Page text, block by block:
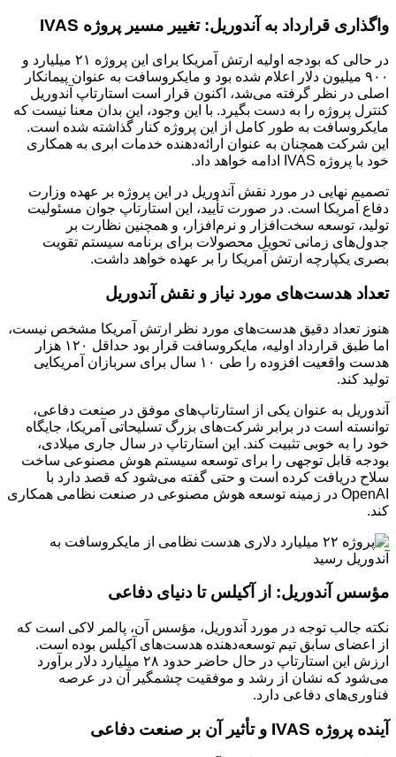
واگذاری قرارداد به آندوریل: تغییر مسیر پروژه IVAS
در حالی که بودجه اولیه ارتش آمریکا برای این پروژه ۲۱ میلیارد و
۹۰۰ میلیون دلار اعلام شده بود و مایکروسافت به عنوان پیمانکار
اصلی در نظر گرفته می‌شد، اکنون قرار است استارتاپ آندوریل
کنترل پروژه را به دست بگیرد. با این وجود، این بدان معنا نیست که
مایکروسافت به طور کامل از این پروژه کنار گذاشته شده است.
این شرکت همچنان به عنوان ارائه‌دهنده خدمات ابری به همکاری
خود با پروژه IVAS ادامه خواهد داد.
تصمیم نهایی در مورد نقش آندوریل در این پروژه بر عهده وزارت
دفاع آمریکا است. در صورت تأیید، این استارتاپ جوان مسئولیت
تولید، توسعه سخت‌افزار و نرم‌افزار، و همچنین نظارت بر
جدول‌های زمانی تحویل محصولات برای برنامه سیستم تقویت
بصری یکپارچه ارتش آمریکا را بر عهده خواهد داشت.
تعداد هدست‌های مورد نیاز و نقش آندوریل
هنوز تعداد دقیق هدست‌های مورد نظر ارتش آمریکا مشخص نیست،
اما طبق قرارداد اولیه، مایکروسافت قرار بود حداقل ۱۲۰ هزار
هدست واقعیت افزوده را طی ۱۰ سال برای سربازان آمریکایی
تولید کند.
آندوریل به عنوان یکی از استارتاپ‌های موفق در صنعت دفاعی،
توانسته است در برابر شرکت‌های بزرگ تسلیحاتی آمریکا، جایگاه
خود را به خوبی تثبیت کند. این استارتاپ در سال جاری میلادی،
بودجه قابل توجهی را برای توسعه سیستم هوش مصنوعی ساخت
سلاح دریافت کرده است و حتی گفته می‌شود که قصد دارد با
OpenAI در زمینه توسعه هوش مصنوعی در صنعت نظامی همکاری
کند.
مؤسس آندوریل: از آکیلس تا دنیای دفاعی
نکته جالب توجه در مورد آندوریل، مؤسس آن، پالمر لاکی است که
از اعضای سابق تیم توسعه‌دهنده هدست‌های آکیلس بوده است.
ارزش این استارتاپ در حال حاضر حدود ۲۸ میلیارد دلار برآورد
می‌شود که نشان از رشد و موفقیت چشمگیر آن در عرصه
فناوری‌های دفاعی دارد.
آینده پروژه IVAS و تأثیر آن بر صنعت دفاعی